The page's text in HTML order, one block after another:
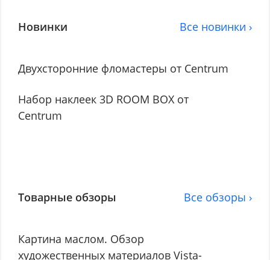
Новинки Все новинки ›
Двухсторонние фломастеры от Centrum
Набор наклеек 3D ROOM BOX от
Centrum
Товарные обзоры Все обзоры ›
Картина маслом. Обзор
художественных материалов Vista-